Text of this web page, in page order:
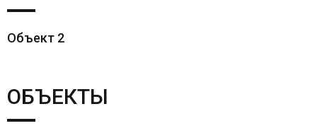
Объект 2
ОБЪЕКТЫ